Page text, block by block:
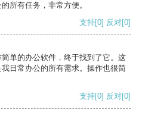
所有任务，非常方便。
支持[0] 反对[0]
单的办公软件，终于找到了它。这
日常办公的所有需求。操作也很简
支持[0] 反对[0]